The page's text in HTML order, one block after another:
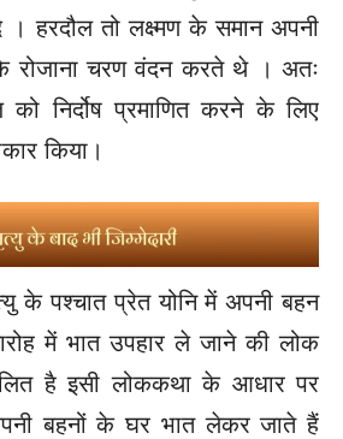
। हरदौल तो लक्ष्मण के समान अपनी
रोजाना चरण वंदन करते थे । अतः
को निर्दोष प्रमाणित करने के लिए
किया।
के पश्चात प्रेत योनि में अपनी बहन
में भात उपहार ले जाने की लोक
है इसी लोककथा के आधार पर
बहनों के घर भात लेकर जाते हैं